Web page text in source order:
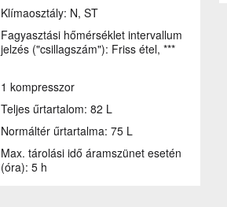
Klímaosztály: N, ST
Fagyasztási hőmérséklet intervallum
jelzés ("csillagszám"): Friss étel, ***
1 kompresszor
Teljes űrtartalom: 82 L
Normáltér űrtartalma: 75 L
Max. tárolási idő áramszünet esetén
(óra): 5 h